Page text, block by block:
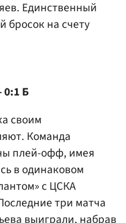
Единственный
на счету
Б
своим
Команда
плей-офф, имея
в одинаковом
с ЦСКА
три матча
выиграли, набрав